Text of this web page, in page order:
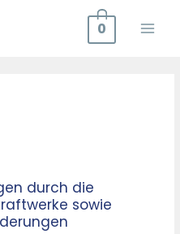
0
durch die
sowie